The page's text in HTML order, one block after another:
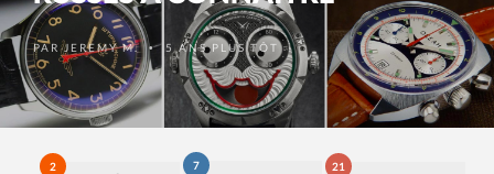
PARJEREMY M.• 5 ANS PLUS TÔT
2 7 21